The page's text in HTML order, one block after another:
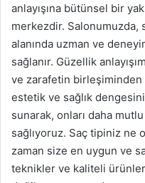
anlayışına bütünsel bir
merkezdir. Salonumuzda,
alanında uzman ve
sağlanır. Güzellik
ve zarafetin
estetik ve sağlık
sunarak, onları daha
sağlıyoruz. Saç tipiniz ne
zaman size en uygun ve
teknikler ve kaliteli